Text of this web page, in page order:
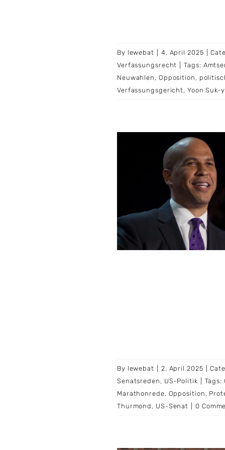
By lewebat 4. April 2025
Verfassungsrecht
Tags:
Neuwahlen , Opposition ,
Verfassungsgericht, Yoon Suk-
By lewebat 2. April 2025
Senatsreden , US-Politik Tags:
Marathonrede, Opposition ,
Thurmond , US-Senat 0